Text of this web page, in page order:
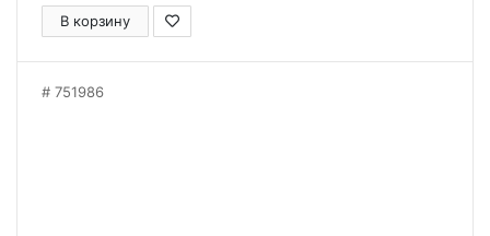
В корзину
751986